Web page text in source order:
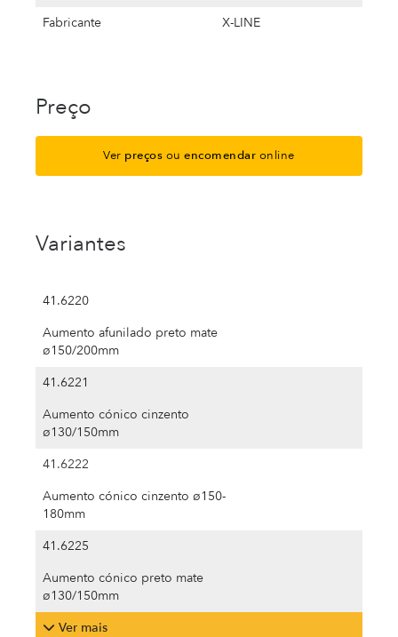
Fabricante
X-LINE
Preço
Ver preços ouencomendar online
Variantes
41.6220
Aumento afunilado preto mate
ø150/200mm
41.6221
Aumento cónico cinzento
ø130/150mm
41.6222
Aumento cónico cinzento ø150-
180mm
41.6225
Aumento cónico preto mate
ø130/150mm
Ver mais